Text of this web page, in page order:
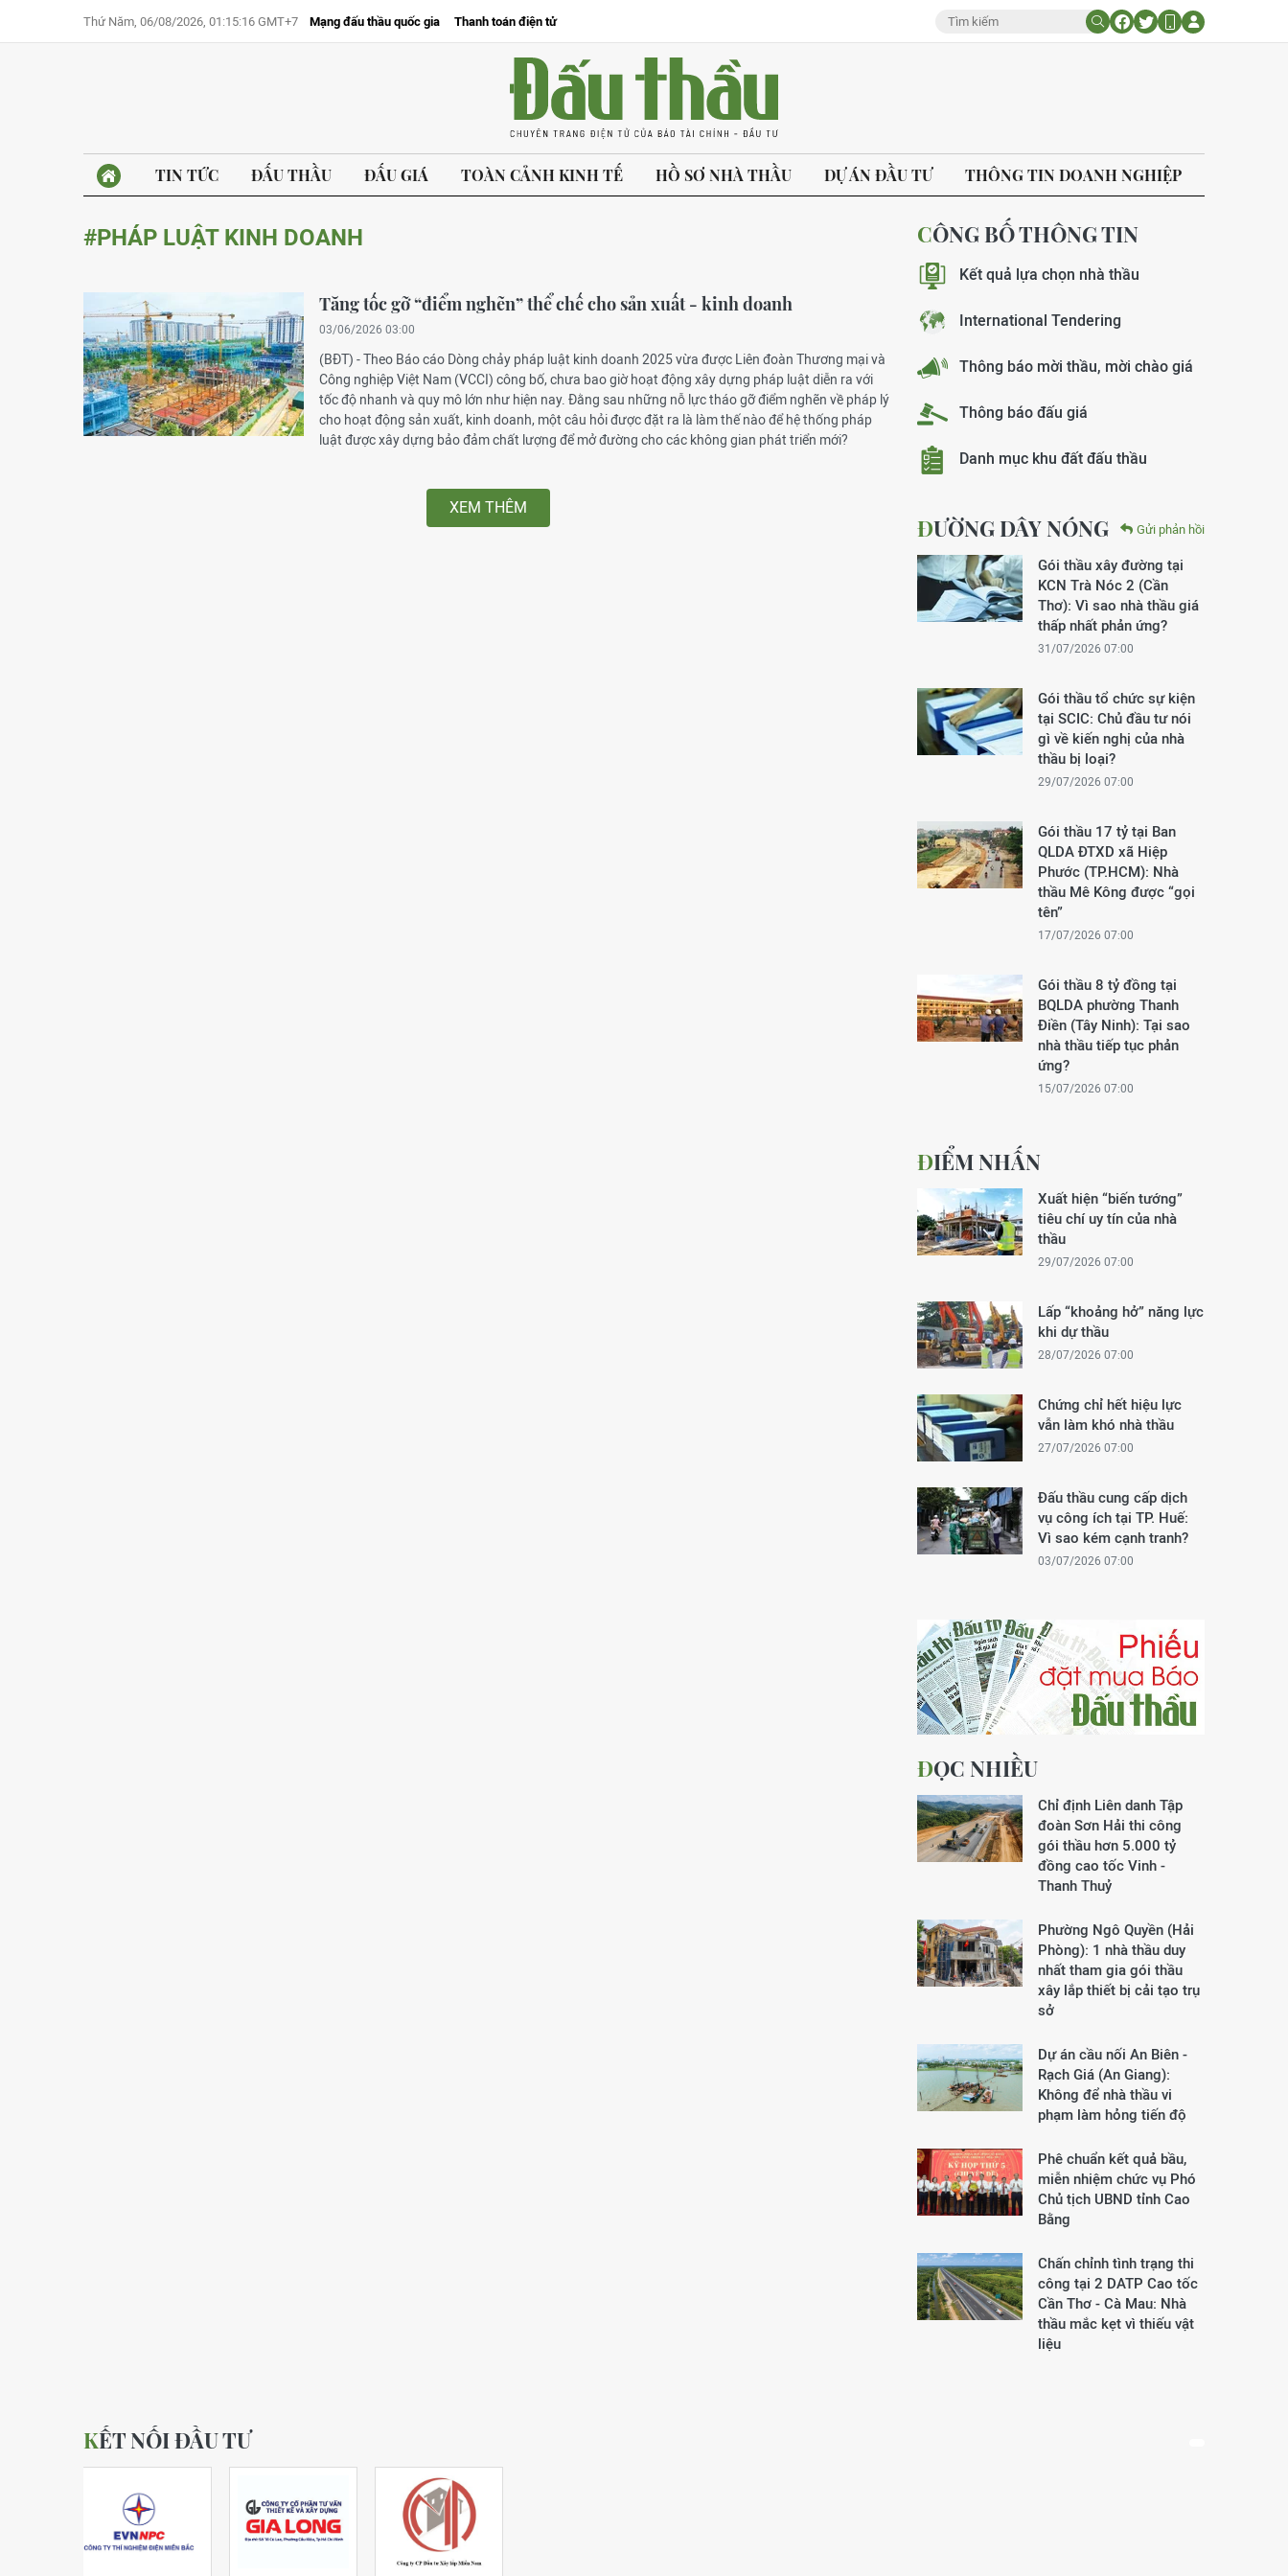
Thứ Năm, 06/08/2026, 01:15:16 GMT+7 Mạng đấu thầu quốc gia Thanh toán điện tử
TIN TỨC ĐẤU THẦU ĐẤU GIÁ TOÀN CẢNH KINH TẾ HỒ SƠ NHÀ THẦU DỰ ÁN ĐẦU TƯ THÔNG TIN DOANH NGHIỆP
#PHÁP LUẬT KINH DOANH
Tăng tốc gỡ “điểm nghẽn” thể chế cho sản xuất - kinh doanh
03/06/2026 03:00
(BĐT) - Theo Báo cáo Dòng chảy pháp luật kinh doanh 2025 vừa được Liên đoàn Thương mại và
Công nghiệp Việt Nam (VCCI) công bố, chưa bao giờ hoạt động xây dựng pháp luật diễn ra với
tốc độ nhanh và quy mô lớn như hiện nay. Đằng sau những nỗ lực tháo gỡ điểm nghẽn về pháp lý
cho hoạt động sản xuất, kinh doanh, một câu hỏi được đặt ra là làm thế nào để hệ thống pháp
luật được xây dựng bảo đảm chất lượng để mở đường cho các không gian phát triển mới?
XEM THÊM
CÔNG BỐ THÔNG TIN
Kết quả lựa chọn nhà thầu
International Tendering
Thông báo mời thầu, mời chào giá
Thông báo đấu giá
Danh mục khu đất đấu thầu
ĐƯỜNG DÂY NÓNG Gửi phản hồi
Gói thầu xây đường tại
KCN Trà Nóc 2 (Cần
Thơ): Vì sao nhà thầu giá
thấp nhất phản ứng?
31/07/2026 07:00
Gói thầu tổ chức sự kiện
tại SCIC: Chủ đầu tư nói
gì về kiến nghị của nhà
thầu bị loại?
29/07/2026 07:00
Gói thầu 17 tỷ tại Ban
QLDA ĐTXD xã Hiệp
Phước (TP.HCM): Nhà
thầu Mê Kông được “gọi
tên”
17/07/2026 07:00
Gói thầu 8 tỷ đồng tại
BQLDA phường Thanh
Điền (Tây Ninh): Tại sao
nhà thầu tiếp tục phản
ứng?
15/07/2026 07:00
ĐIỂM NHẤN
Xuất hiện “biến tướng”
tiêu chí uy tín của nhà
thầu
29/07/2026 07:00
Lấp “khoảng hở” năng lực
khi dự thầu
28/07/2026 07:00
Chứng chỉ hết hiệu lực
vẫn làm khó nhà thầu
27/07/2026 07:00
Đấu thầu cung cấp dịch
vụ công ích tại TP. Huế:
Vì sao kém cạnh tranh?
03/07/2026 07:00
ĐỌC NHIỀU
Chỉ định Liên danh Tập
đoàn Sơn Hải thi công
gói thầu hơn 5.000 tỷ
đồng cao tốc Vinh -
Thanh Thuỷ
Phường Ngô Quyền (Hải
Phòng): 1 nhà thầu duy
nhất tham gia gói thầu
xây lắp thiết bị cải tạo trụ
sở
Dự án cầu nối An Biên -
Rạch Giá (An Giang):
Không để nhà thầu vi
phạm làm hỏng tiến độ
Phê chuẩn kết quả bầu,
miễn nhiệm chức vụ Phó
Chủ tịch UBND tỉnh Cao
Bằng
Chấn chỉnh tình trạng thi
công tại 2 DATP Cao tốc
Cần Thơ - Cà Mau: Nhà
thầu mắc kẹt vì thiếu vật
liệu
KẾT NỐI ĐẦU TƯ